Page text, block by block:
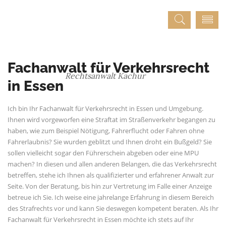
Rechtsanwalt Kachur
Fachanwalt für Verkehrsrecht
in Essen
Ich bin Ihr Fachanwalt für Verkehrsrecht in Essen und Umgebung.
Ihnen wird vorgeworfen eine Straftat im Straßenverkehr begangen zu
haben, wie zum Beispiel Nötigung, Fahrerflucht oder Fahren ohne
Fahrerlaubnis? Sie wurden geblitzt und Ihnen droht ein Bußgeld? Sie
sollen vielleicht sogar den Führerschein abgeben oder eine MPU
machen? In diesen und allen anderen Belangen, die das Verkehrsrecht
betreffen, stehe ich Ihnen als qualifizierter und erfahrener Anwalt zur
Seite. Von der Beratung, bis hin zur Vertretung im Falle einer Anzeige
betreue ich Sie. Ich weise eine jahrelange Erfahrung in diesem Bereich
des Strafrechts vor und kann Sie deswegen kompetent beraten. Als Ihr
Fachanwalt für Verkehrsrecht in Essen möchte ich stets auf Ihr